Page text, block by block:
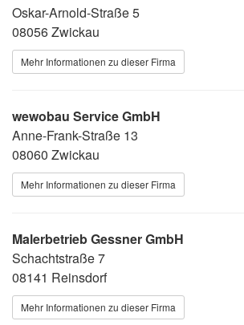
Oskar-Arnold-Straße 5
08056 Zwickau
Mehr Informationen zu dieser Firma
wewobau Service GmbH
Anne-Frank-Straße 13
08060 Zwickau
Mehr Informationen zu dieser Firma
Malerbetrieb Gessner GmbH
Schachtstraße 7
08141 Reinsdorf
Mehr Informationen zu dieser Firma